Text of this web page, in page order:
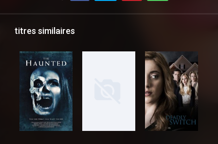
titres similaires